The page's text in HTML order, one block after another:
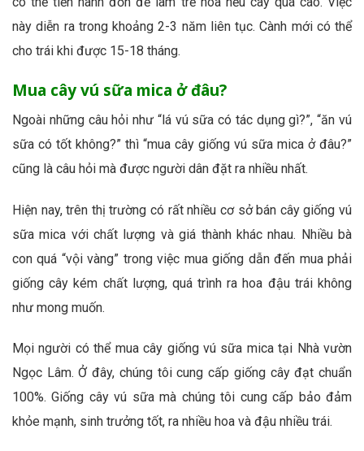
này diễn ra trong khoảng 2-3 năm liên tục. Cành mới có thể
cho trái khi được 15-18 tháng.
Mua cây vú sữa mica ở đâu?
Ngoài những câu hỏi như “lá vú sữa có tác dụng gì?”, “ăn vú
sữa có tốt không?” thì “mua cây giống vú sữa mica ở đâu?”
cũng là câu hỏi mà được người dân đặt ra nhiều nhất.
Hiện nay, trên thị trường có rất nhiều cơ sở bán cây giống vú
sữa mica với chất lượng và giá thành khác nhau. Nhiều bà
con quá “vội vàng” trong việc mua giống dẫn đến mua phải
giống cây kém chất lượng, quá trình ra hoa đậu trái không
như mong muốn.
Mọi người có thể mua cây giống vú sữa mica tại Nhà vườn
Ngọc Lâm. Ở đây, chúng tôi cung cấp giống cây đạt chuẩn
100%. Giống cây vú sữa mà chúng tôi cung cấp bảo đảm
khỏe mạnh, sinh trưởng tốt, ra nhiều hoa và đậu nhiều trái.